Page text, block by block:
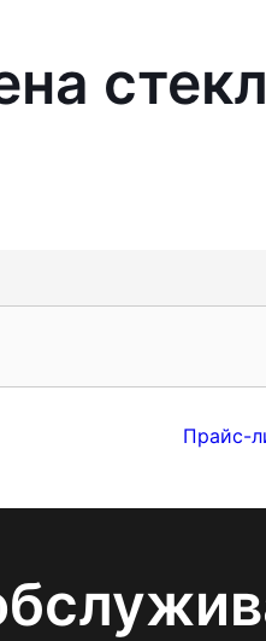
Прайс-